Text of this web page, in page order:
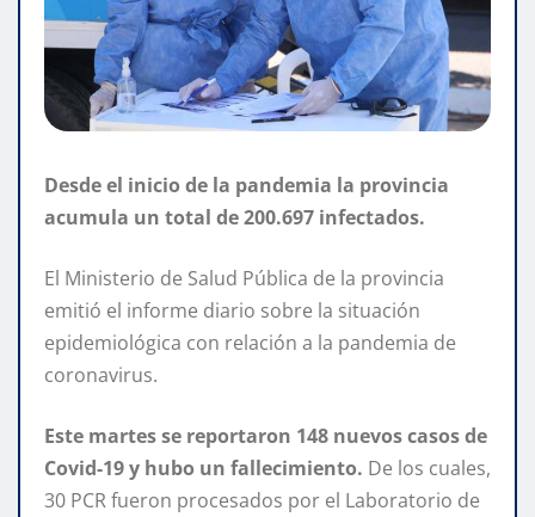
Desde el inicio de la pandemia la provincia
acumula un total de 200.697 infectados.
El Ministerio de Salud Pública de la provincia
emitió el informe diario sobre la situación
epidemiológica con relación a la pandemia de
coronavirus.
Este martes se reportaron 148 nuevos casos de
Covid-19 y hubo un fallecimiento. De los cuales,
30 PCR fueron procesados por el Laboratorio de